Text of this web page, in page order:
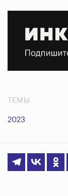
ТЕМЫ
2023